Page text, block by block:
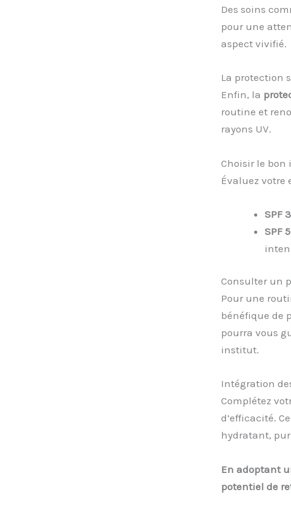
Des soins
pour une
aspect vivifié.
La protection
Enfin, la
routine et
rayons UV.
Choisir le bon
Évaluez votre
SPF
SPF
Consulter un
Pour une
bénéfique de
pourra vous
institut.
Intégration
Complétez
d’efficacité.
hydratant,
En adoptant
potentiel de